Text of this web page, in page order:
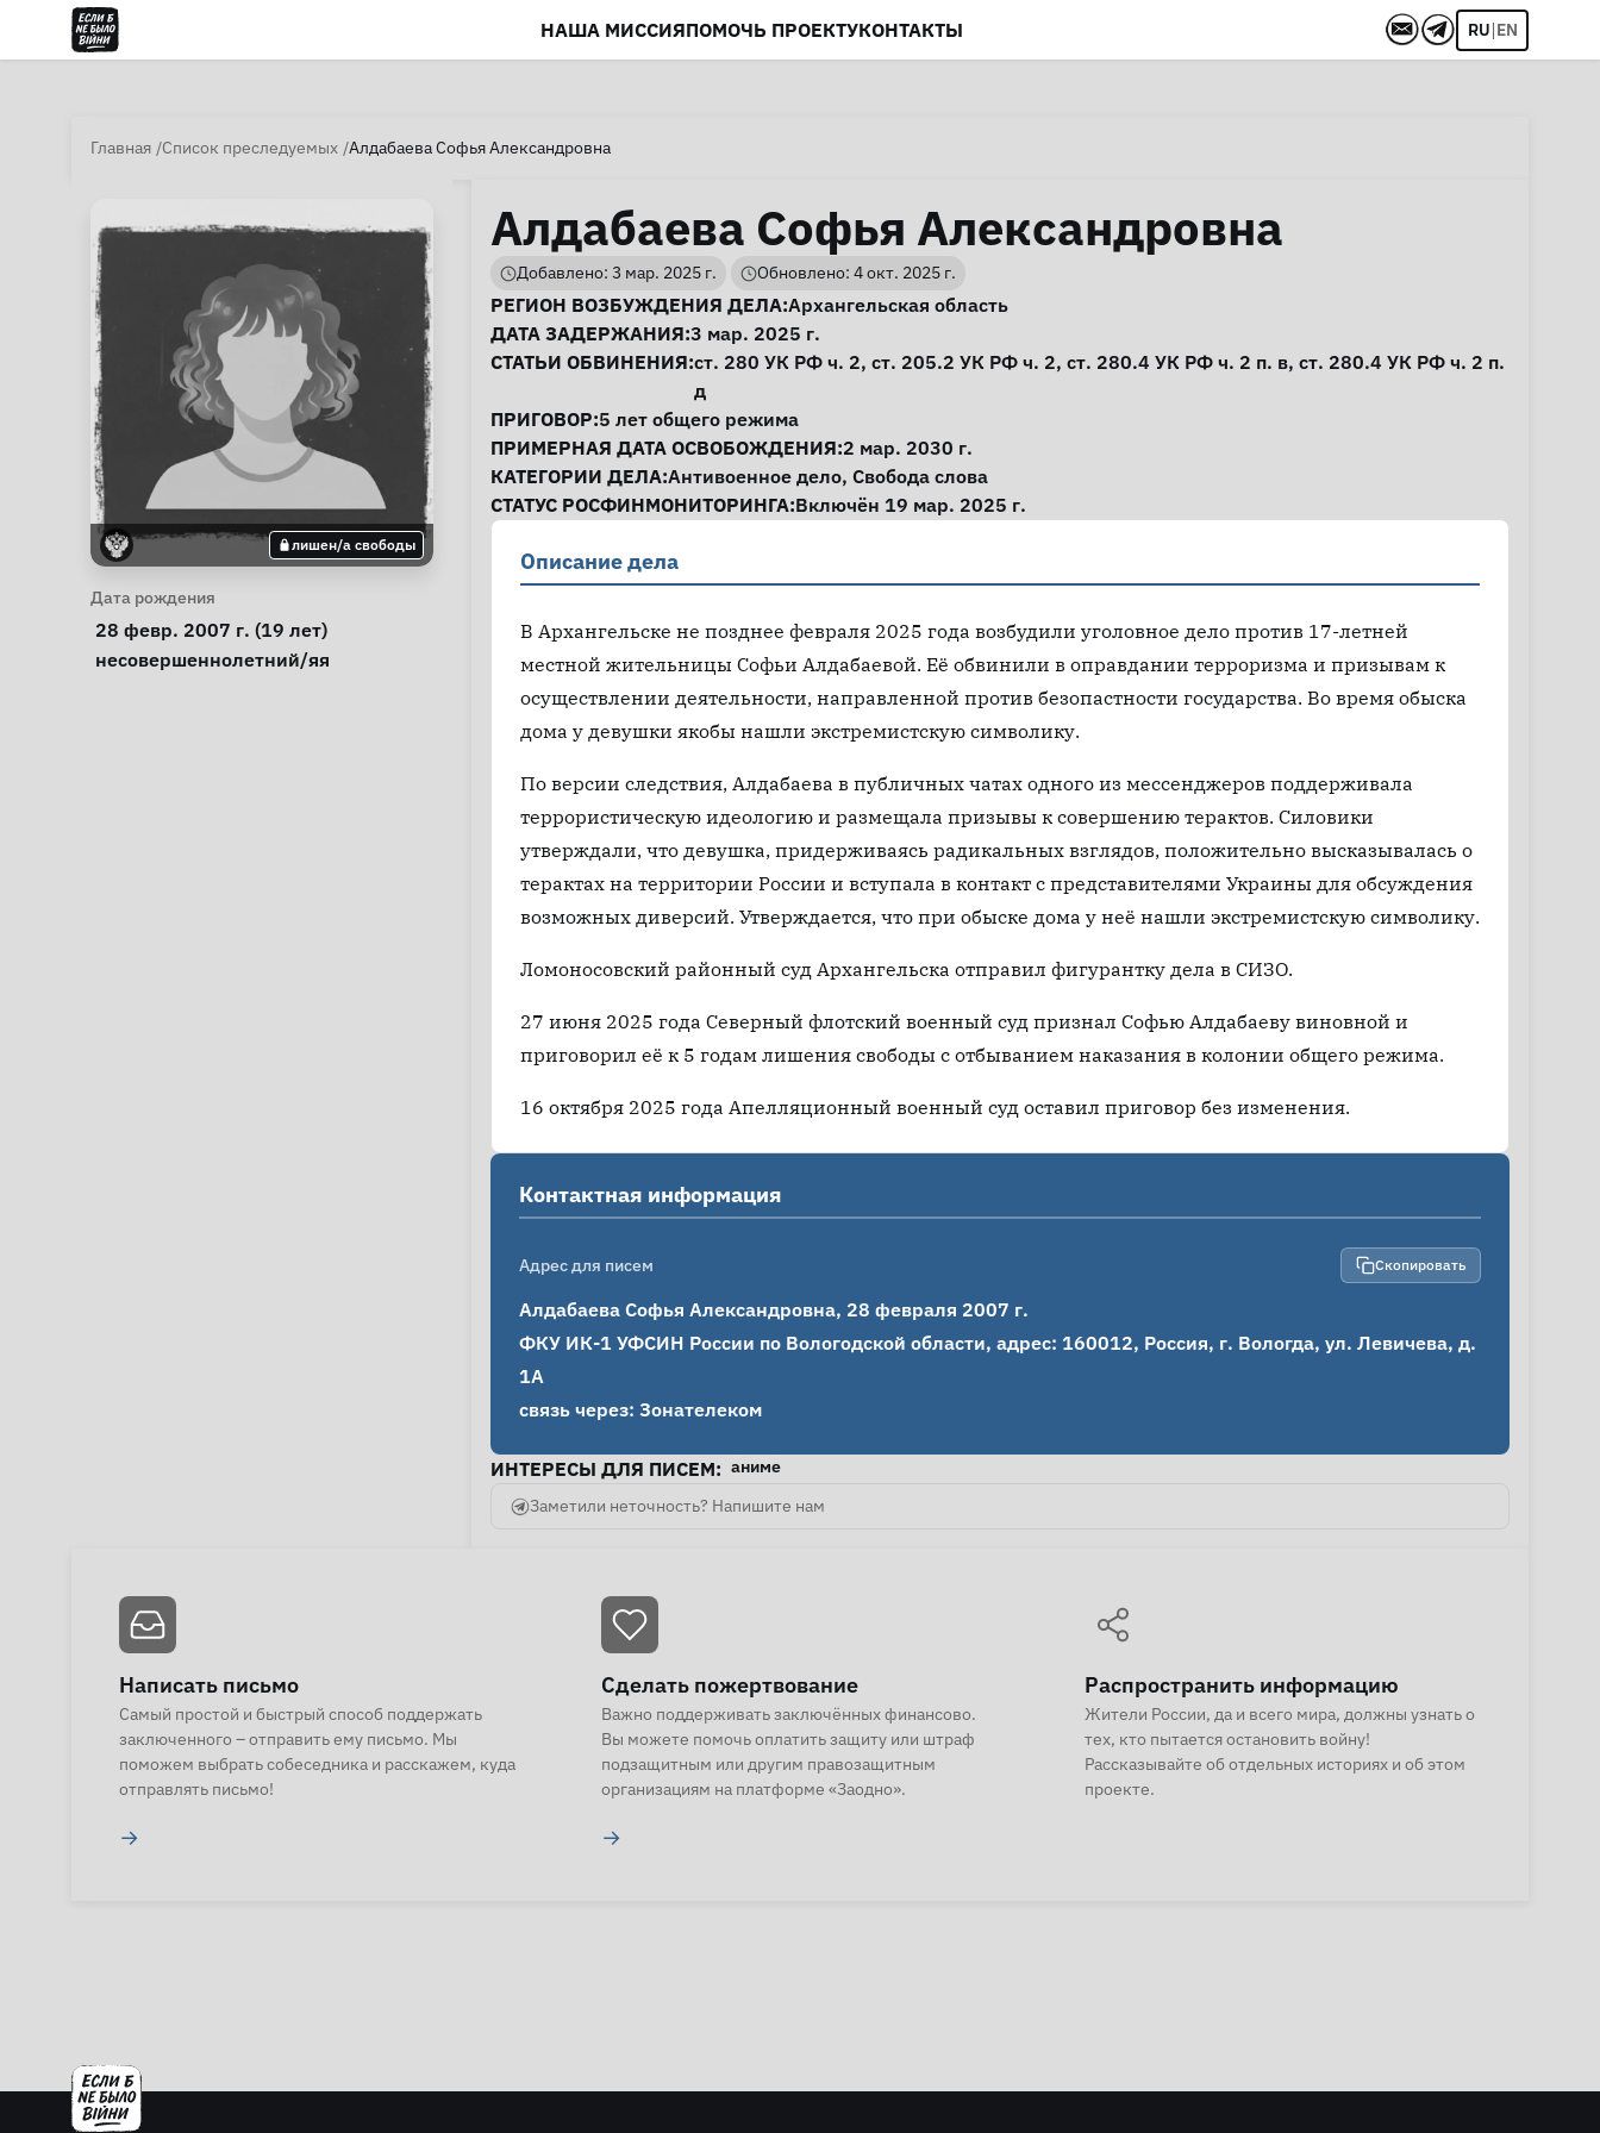
НАША МИССИЯПОМОЧЬ ПРОЕКТУКОНТАКТЫ RU|EN
Главная Список преследуемых Алдабаева Софья Александровна
лишен/а свободы
Личная информация
Дата рождения
28 февр. 2007 г. (19 лет)
Особые обстоятельства
несовершеннолетний/яя
Алдабаева Софья Александровна
Добавлено: 3 мар. 2025 г. Обновлено: 4 окт. 2025 г.
Информация о деле
РЕГИОН ВОЗБУЖДЕНИЯ ДЕЛА:Архангельская область
ДАТА ЗАДЕРЖАНИЯ:3 мар. 2025 г.
СТАТЬИ ОБВИНЕНИЯ:ст. 280 УК РФ ч. 2, ст. 205.2 УК РФ ч. 2, ст. 280.4 УК РФ ч. 2 п. в, ст. 280.4 УК РФ ч. 2 п.
д
ПРИГОВОР:5 лет общего режима
ПРИМЕРНАЯ ДАТА ОСВОБОЖДЕНИЯ:2 мар. 2030 г.
КАТЕГОРИИ ДЕЛА:Антивоенное дело, Свобода слова
СТАТУС РОСФИНМОНИТОРИНГА:Включён 19 мар. 2025 г.
Описание дела
В Архангельске не позднее февраля 2025 года возбудили уголовное дело против 17-летней
местной жительницы Софьи Алдабаевой. Её обвинили в оправдании терроризма и призывам к
осуществлении деятельности, направленной против безопастности государства. Во время обыска
дома у девушки якобы нашли экстремистскую символику.
По версии следствия, Алдабаева в публичных чатах одного из мессенджеров поддерживала
террористическую идеологию и размещала призывы к совершению терактов. Силовики
утверждали, что девушка, придерживаясь радикальных взглядов, положительно высказывалась о
терактах на территории России и вступала в контакт с представителями Украины для обсуждения
возможных диверсий. Утверждается, что при обыске дома у неё нашли экстремистскую символику.
Ломоносовский районный суд Архангельска отправил фигурантку дела в СИЗО.
27 июня 2025 года Северный флотский военный суд признал Софью Алдабаеву виновной и
приговорил её к 5 годам лишения свободы с отбыванием наказания в колонии общего режима.
16 октября 2025 года Апелляционный военный суд оставил приговор без изменения.
Контактная информация
Адрес для писем Скопировать
Алдабаева Софья Александровна, 28 февраля 2007 г.
ФКУ ИК-1 УФСИН России по Вологодской области, адрес: 160012, Россия, г. Вологда, ул. Левичева, д.
1А
связь через: Зонателеком
ИНТЕРЕСЫ ДЛЯ ПИСЕМ: аниме
Заметили неточность? Напишите нам
Написать письмо
Самый простой и быстрый способ поддержать
заключенного – отправить ему письмо. Мы
поможем выбрать собеседника и расскажем, куда
отправлять письмо!
→
Сделать пожертвование
Важно поддерживать заключённых финансово.
Вы можете помочь оплатить защиту или штраф
подзащитным или другим правозащитным
организациям на платформе «Заодно».
→
Распространить информацию
Жители России, да и всего мира, должны узнать о
тех, кто пытается остановить войну!
Рассказывайте об отдельных историях и об этом
проекте.